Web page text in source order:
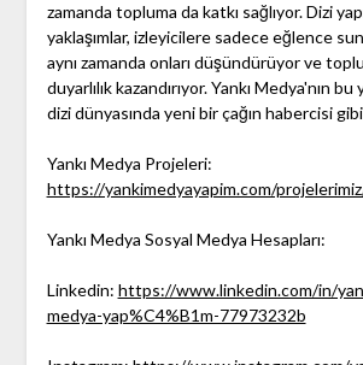
zamanda topluma da katkı sağlıyor. Dizi
yaklaşımlar, izleyicilere sadece eğlence
aynı zamanda onları düşündürüyor ve
duyarlılık kazandırıyor. Yankı Medya'nın bu
dizi dünyasında yeni bir çağın habercisi
Yankı Medya Projeleri:
https://yankimedyayapim.com/
Yankı Medya Sosyal Medya Hesapları:
Linkedin: https://www.linkedin.com/in/
medya-yap%C4%B1m-77973232b